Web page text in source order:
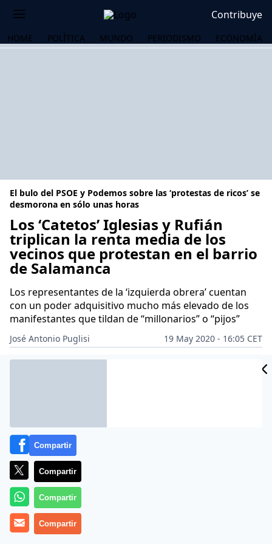
Contribuye
HOME POLÍTICA MUNDO PERIODISMO ECONOMÍA
El bulo del PSOE y Podemos sobre las ‘protestas de ricos’ se
desmorona en sólo unas horas
Los ‘Catetos’ Iglesias y Rufián
triplican la renta media de los
vecinos que protestan en el barrio
de Salamanca
Los representantes de la ‘izquierda obrera’ cuentan
con un poder adquisitivo mucho más elevado de los
manifestantes que tildan de “millonarios” o “pijos”
José Antonio Puglisi
19 May 2020 - 16:05 CET
Archivado en: GOBIERNO
Compartir
Compartir
Compartir
Compartir